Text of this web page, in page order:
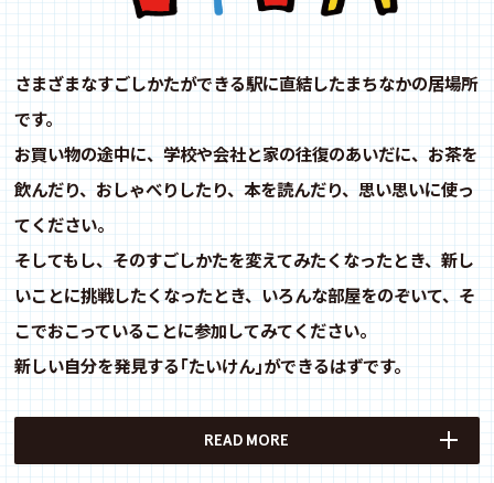
さまざまなすごしかたができる駅に直結したまちなかの居場所
です。
お買い物の途中に、学校や会社と家の往復のあいだに、お茶を
飲んだり、おしゃべりしたり、本を読んだり、思い思いに使っ
てください。
そしてもし、そのすごしかたを変えてみたくなったとき、新し
いことに挑戦したくなったとき、いろんな部屋をのぞいて、そ
こでおこっていることに参加してみてください。
新しい自分を発見する｢たいけん｣ができるはずです。
READ MORE